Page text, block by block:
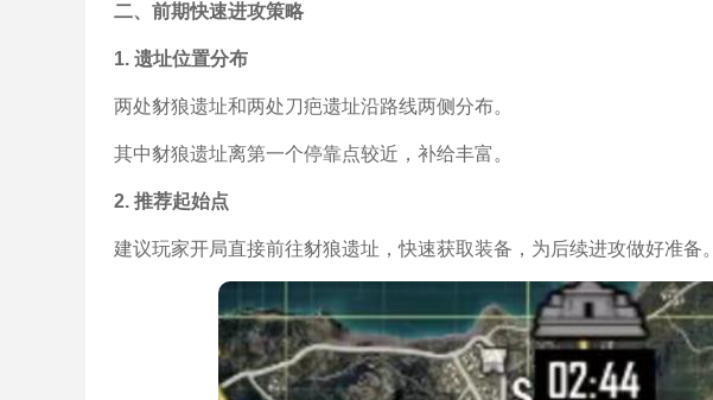
二、前期快速进攻策略
1. 遗址位置分布
两处豺狼遗址和两处刀疤遗址沿路线两侧分布。
其中豺狼遗址离第一个停靠点较近，补给丰富。
2. 推荐起始点
建议玩家开局直接前往豺狼遗址，快速获取装备，为后续进攻做好准备。